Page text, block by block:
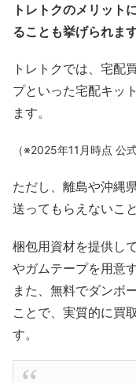
トレトクのメリット
ることも挙げられます
トレトクでは、宅配
プといった宅配キッ
ます。
（※2025年11月時点 公
ただし、離島や沖縄
送ってもらえないこ
梱包用資材を提供し
やガムテープを用意
また、無料でダンボ
ことで、実質的に買
す。